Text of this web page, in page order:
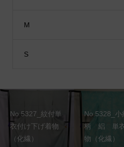
M
S
No.5327_紋付単
衣付け下げ着物
（化繊）
No.5328_小
柄 絽 単
物（化繊）